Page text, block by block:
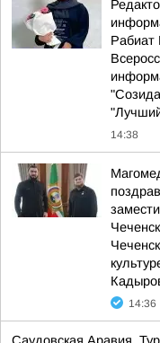
Рабиат
14:38
14:36